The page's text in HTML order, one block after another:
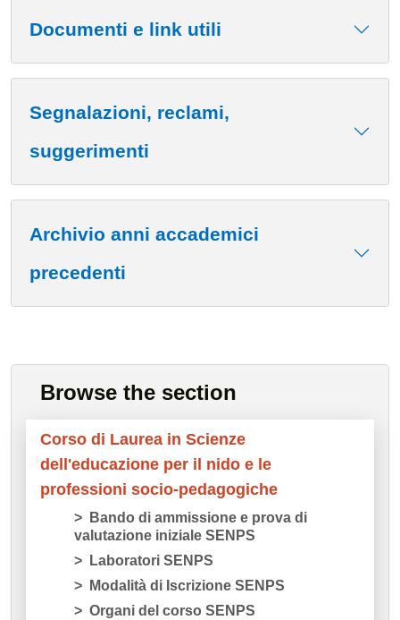
Documenti e link utili
Segnalazioni, reclami,
suggerimenti
Archivio anni accademici
precedenti
Browse the section
Corso di Laurea in Scienze
dell'educazione per il nido e le
professioni socio-pedagogiche
Bando di ammissione e prova di
valutazione iniziale SENPS
Laboratori SENPS
Modalità di Iscrizione SENPS
Organi del corso SENPS